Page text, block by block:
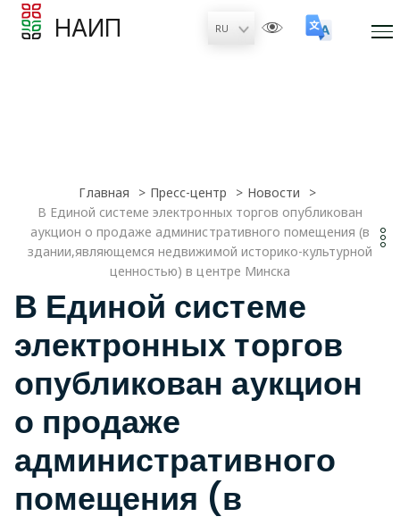
НАИП
Главная Пресс-центр
Новости
В Единой системе электронных торгов опубликован
аукцион о продаже административного помещения (в
здании,являющемся недвижимой историко-культурной
ценностью) в центре Минска
В Единой системе
электронных торгов
опубликован аукцион
о продаже
административного
помещения (в